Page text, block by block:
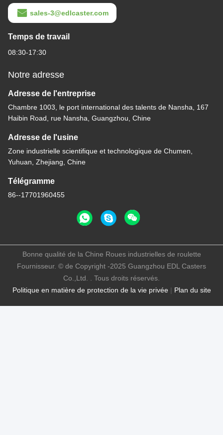
sales-3@edlcaster.com
Temps de travail
08:30-17:30
Notre adresse
Adresse de l'entreprise
Chambre 1003, le port international des talents de Nansha, 167
Haibin Road, rue Nansha, Guangzhou, Chine
Adresse de l'usine
Zone industrielle scientifique et technologique de Chumen,
Yuhuan, Zhejiang, Chine
Télégramme
86--17701960455
Politique en matière de protection de la vie privée| Plan du site
Bonne qualité de la Chine Roues industrielles de roulette
Fournisseur. © de Copyright -2025 Guangzhou EDL Casters
Co.,Ltd. . Tous droits réservés.